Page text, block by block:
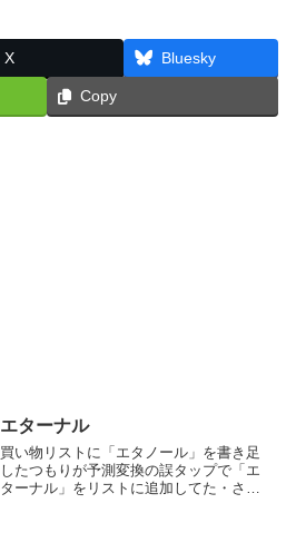
X Bluesky
Copy
エターナル
買い物リストに「エタノール」を書き足
したつもりが予測変換の誤タップで「エ
ターナル」をリストに追加してた・さす